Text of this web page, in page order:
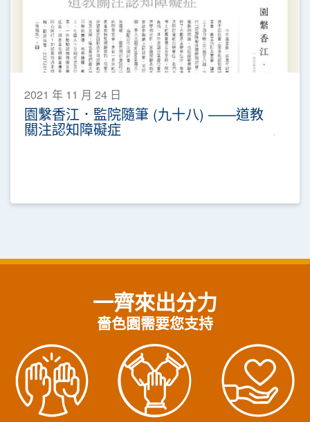
2021 年 11 月 24 日
園繫香江．監院隨筆 (九十八) ——道教
關注認知障礙症
一齊來出分力
嗇色園需要您支持